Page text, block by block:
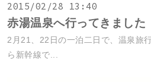
2015/02/28 13:40
赤湯温泉へ行ってきました
2月21、22日の一泊二日で、温泉旅
ら新幹線で...